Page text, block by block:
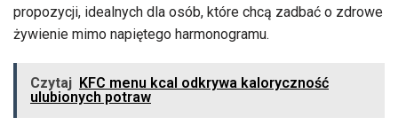
propozycji, idealnych dla osób, które chcą zadbać o zdrowe
żywienie mimo napiętego harmonogramu.
Czytaj KFC menu kcal odkrywa kaloryczność
ulubionych potraw